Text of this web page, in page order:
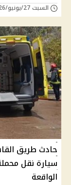
السبت 27/يونيو/2026 - 03:01 ص
حادث طريق
سيارة نقل
الواقعة